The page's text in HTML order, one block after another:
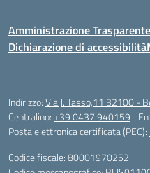
Amministrazione Trasparente
Dichiarazione di accessibilità
Indirizzo:Via J. Tasso,11 32100 -
Centralino:+39 0437 940159
Posta elettronica certificata (PEC):
Codice fiscale: 80001970252